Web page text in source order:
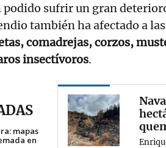
podido sufrir un gran
también ha afectado a
comadrejas, corzos,
insectívoros.
mapas
en